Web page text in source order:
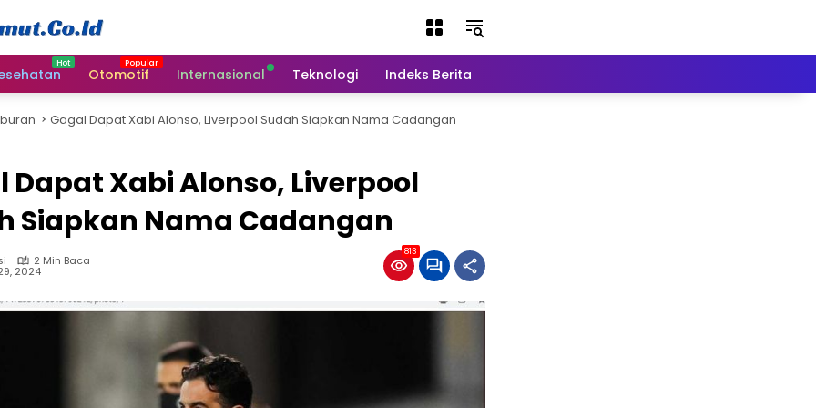
Otomotif Internasional Teknologi Indeks Berita
Gagal Dapat Xabi Alonso, Liverpool Sudah Siapkan Nama Cadangan
Dapat Xabi Alonso, Liverpool
Siapkan Nama Cadangan
2 Min Baca
2024
813